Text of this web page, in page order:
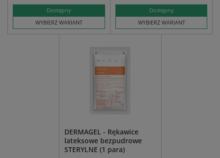
Dostępny
WYBIERZ WARIANT
Dostępny
WYBIERZ WARIANT
DERMAGEL - Rękawice
lateksowe bezpudrowe
STERYLNE (1 para)